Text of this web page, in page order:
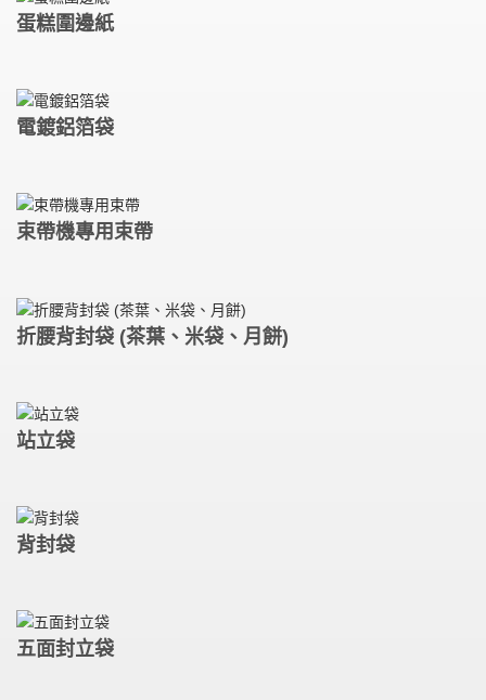
蛋糕圍邊紙
電鍍鋁箔袋
束帶機專用束帶
折腰背封袋 (茶葉、米袋、月餅)
站立袋
背封袋
五面封立袋